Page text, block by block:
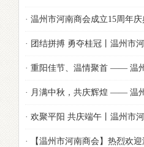
满举行
· 温州市河南商会成立15周年
落幕
· 团结拼搏 勇夺桂冠丨温州市
家节运动会！
· 重阳佳节、温情聚首 —— 温
塘公园茶话会及露营烧烤活动
· 月满中秋，共庆辉煌 —— 温
秋双节活动精彩纷呈
· 欢聚平阳 共庆端午丨温州市
功！
· 【温州市河南商会】热烈欢